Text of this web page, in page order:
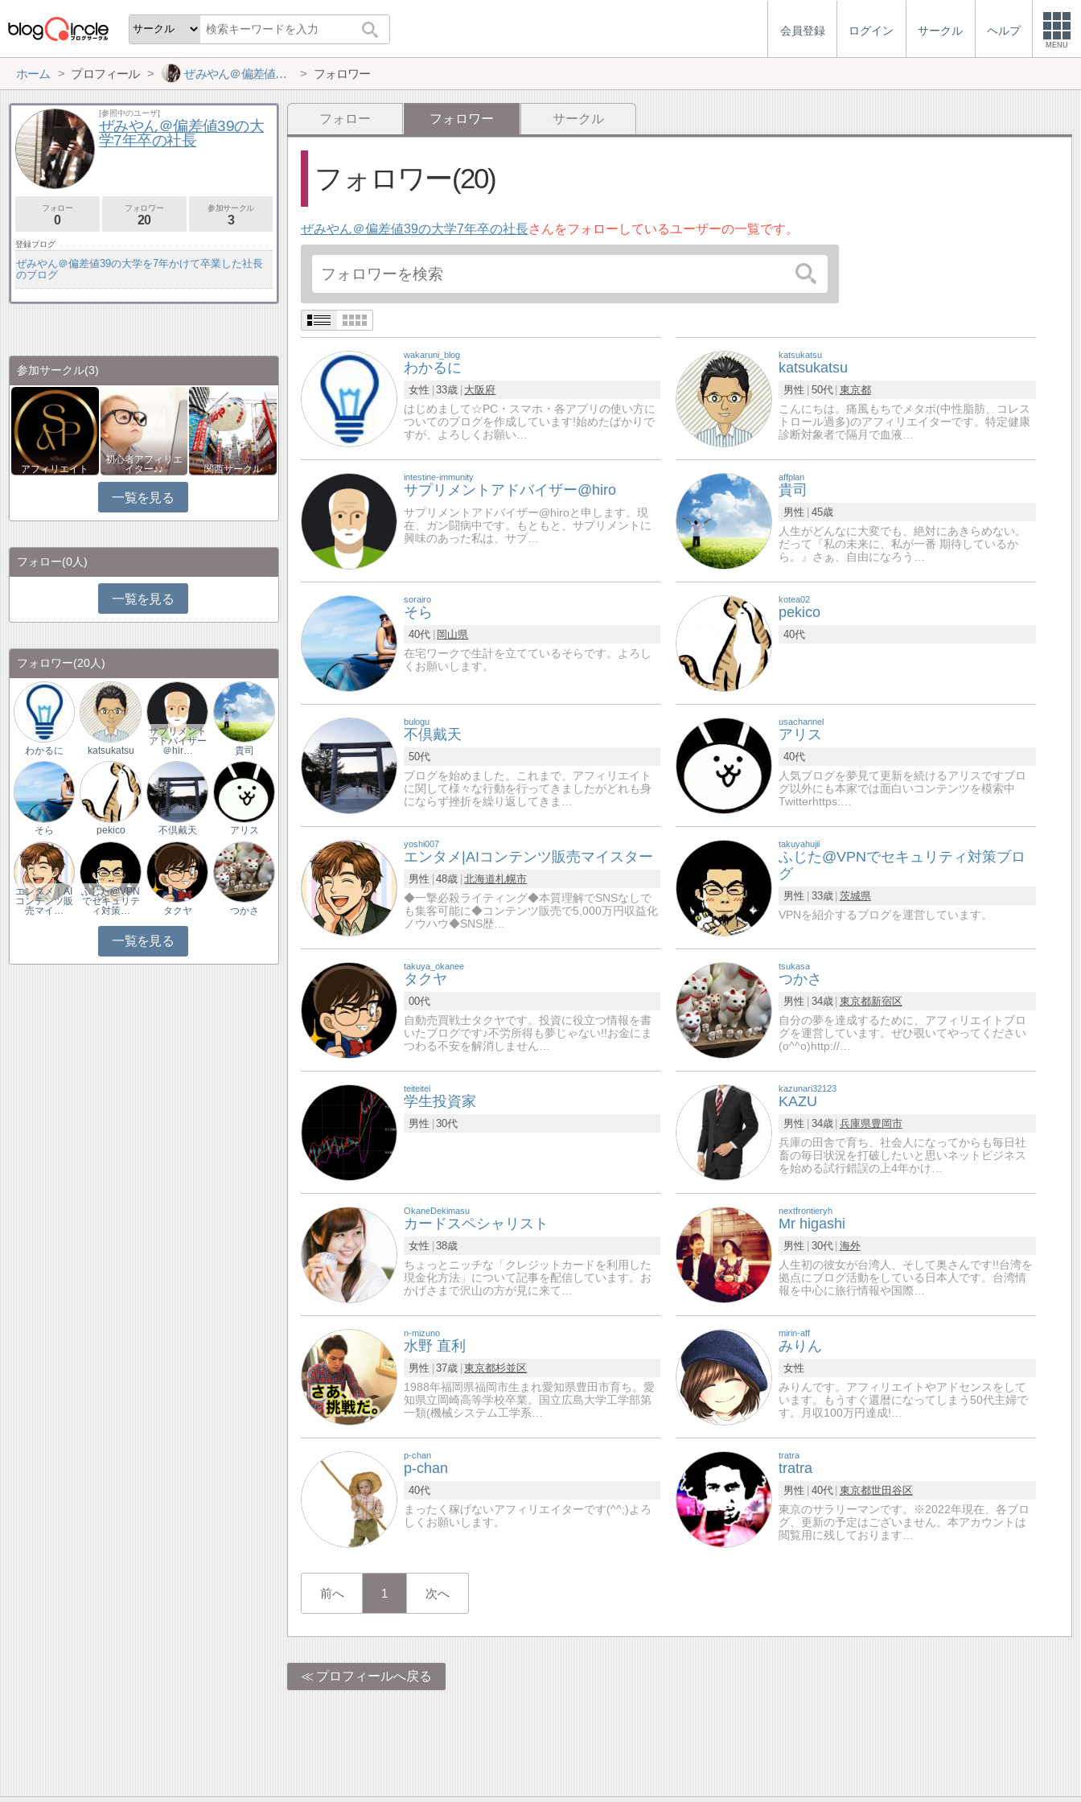
会員登録 ログイン サークル ヘルプ
MENU
ホーム プロフィール ぜみやん＠偏差値39の大学7年卒の社長 フォロワー
フォロー フォロワー サークル
フォロワー(20)
ぜみやん＠偏差値39の大学7年卒の社長さんをフォローしているユーザーの一覧です。
wakaruni_blog
わかるに
女性 33歳 大阪府
はじめまして☆PC・スマホ・各アプリの使い方に
ついてのブログを作成しています!始めたばかりで
すが、よろしくお願い…
katsukatsu
katsukatsu
男性 50代 東京都
こんにちは。痛風もちでメタボ(中性脂肪、コレス
トロール過多)のアフィリエイターです。特定健康
診断対象者で隔月で血液…
intestine-immunity
サプリメントアドバイザー@hiro
サプリメントアドバイザー@hiroと申します。現
在、ガン闘病中です。もともと、サプリメントに
興味のあった私は、サプ…
affplan
貴司
男性
45歳
人生がどんなに大変でも、絶対にあきらめない。
だって『私の未来に、私が一番 期待しているか
ら。』さぁ、自由になろう…
sorairo
そら
40代
岡山県
在宅ワークで生計を立てているそらです。よろし
くお願いします。
kotea02
pekico
40代
bulogu
不倶戴天
50代
ブログを始めました。これまで、アフィリエイト
に関して様々な行動を行ってきましたがどれも身
にならず挫折を繰り返してきま…
usachannel
アリス
40代
人気ブログを夢見て更新を続けるアリスですブロ
グ以外にも本家では面白いコンテンツを模索中
Twitterhttps:…
yoshi007
エンタメ|AIコンテンツ販売マイスター
男性 48歳 北海道札幌市
◆一撃必殺ライティング◆本質理解でSNSなしで
も集客可能に◆コンテンツ販売で5,000万円収益化
ノウハウ◆SNS歴…
takuyahujii
ふじた@VPNでセキュリティ対策ブロ
グ
男性 33歳 茨城県
VPNを紹介するブログを運営しています。
takuya_okanee
タクヤ
00代
自動売買戦士タクヤです。投資に役立つ情報を書
いたブログです♪不労所得も夢じゃない!!お金にま
つわる不安を解消しません…
tsukasa
つかさ
男性 34歳 東京都新宿区
自分の夢を達成するために、アフィリエイトブロ
グを運営しています。ぜひ覗いてやってください
(o^^o)http://…
teiteitei
学生投資家
男性 30代
kazunari32123
KAZU
男性 34歳 兵庫県豊岡市
兵庫の田舎で育ち、社会人になってからも毎日社
畜の毎日状況を打破したいと思いネットビジネス
を始める試行錯誤の上4年かけ…
OkaneDekimasu
カードスペシャリスト
女性
38歳
ちょっとニッチな「クレジットカードを利用した
現金化方法」について記事を配信しています。お
かげさまで沢山の方が見に来て…
nextfrontieryh
Mr higashi
男性 30代 海外
人生初の彼女が台湾人、そして奥さんです!!台湾を
拠点にブログ活動をしている日本人です。台湾情
報を中心に旅行情報や国際…
n-mizuno
水野 直利
男性 37歳 東京都杉並区
1988年福岡県福岡市生まれ愛知県豊田市育ち。愛
知県立岡崎高等学校卒業。国立広島大学工学部第
一類(機械システム工学系…
mirin-aff
みりん
女性
みりんです。アフィリエイトやアドセンスをして
います。もうすぐ還暦になってしまう50代主婦で
す。月収100万円達成!…
p-chan
p-chan
40代
まったく稼げないアフィリエイターです(^^;)よろ
しくお願いします。
tratra
tratra
男性 40代 東京都世田谷区
東京のサラリーマンです。※2022年現在、各ブロ
グ、更新の予定はございません。本アカウントは
閲覧用に残しております…
前へ 1 次へ
プロフィールへ戻る
[参照中のユーザ]
ぜみやん＠偏差値39の大
学7年卒の社長
フォロー
0
フォロワー
20
参加サークル
3
登録ブログ
ぜみやん＠偏差値39の大学を7年かけて卒業した社長
のブログ
参加サークル(3)
アフィリエイト
初心者アフィリエ
イター♪♪
関西サークル
一覧を見る
フォロー(0人)
一覧を見る
フォロワー(20人)
わかるに katsukatsu
サプリメント
アドバイザー
＠hir…
貴司
そら pekico 不倶戴天 アリス
エンタメ｜AI
コンテンツ販
売マイ…
ふじた@VPN
でセキュリテ
ィ対策…
タクヤ つかさ
一覧を見る